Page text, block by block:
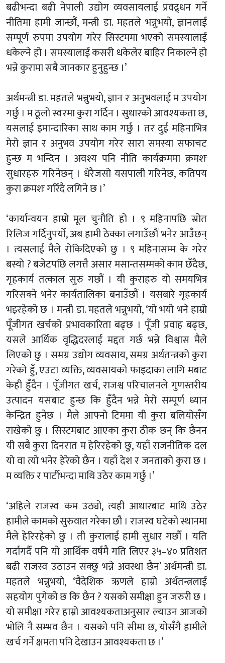
बढीभन्दा बढी नेपाली उद्योग व्यवसायलाई प्रवद्र्धन गर्ने
नीतिमा हामी जान्छौं, मन्त्री डा. महतले भन्नुभयाे, ज्ञानलाई
सम्पूर्ण रुपमा उपयोग गरेर सिस्टममा भएको समस्यालाई
धकेल्ने हो । समस्यालाई कसरी धकेलेर बाहिर निकाल्ने हो
भन्ने कुरामा सबै जानकार हुनुहुन्छ ।’
अर्थमन्त्री डा. महतले भन्नुभयाे, ज्ञान र अनुभवलाई म उपयोग
गर्छु । म ठूलो स्वरमा कुरा गर्दिन । सुधारको आवश्यकता छ,
यसलाई इमान्दारिका साथ काम गर्छु । तर दुई महिनाभित्र
मेरो ज्ञान र अनुभव उपयोग गरेर सारा समस्या सफाचट
हुन्छ म भन्दिन । अवश्य पनि नीति कार्यक्रममा क्रमशः
सुधारहरु गरिनेछन् । धेरैजसो यसपाली गरिनेछ, कतिपय
कुरा क्रमशः गरिँदै लगिने छ ।’
‘कार्यान्वयन हाम्रो मूल चुनौति हो । ९ महिनापछि स्रोत
रिलिज गर्दिनुपर्यो, अब हामी ठेक्का लगाउँछौं भनेर आउँछन्
। त्यसलाई मैले रोकिदिएको छु । ९ महिनासम्म के गरेर
बस्यो ? बजेटपछि लगत्तै असार मसान्तसम्मको काम छँदैछ,
गृहकार्य तत्काल सुरु गछौं । यी कुराहरु यो समयभित्र
गरिसक्ने भनेर कार्यतालिका बनाउँछौं । यसबारे गृहकार्य
भइरहेको छ । मन्त्री डा. महतले भन्नुभयाे, ‘यो भयो भने हाम्रो
पूँजीगत खर्चको प्रभावकारिता बढ्छ । पूँजी प्रवाह बढ्छ,
यसले आर्थिक वृद्धिदरलाई मद्दत गर्छ भन्ने विश्वास मैले
लिएको छु । समग्र उद्योग व्यवसाय, समग्र अर्थतन्त्रको कुरा
गरेको हुँ, एउटा व्यक्ति, व्यवसायको फाइदाका लागि मबाट
केही हुँदैन । पूँजीगत खर्च, राजश्व परिचालनले गुणस्तरीय
उत्पादन यसबाट हुन्छ कि हुँदैन भन्ने मेरो सम्पूर्ण ध्यान
केन्द्रित हुनेछ । मैले आफ्नो टिममा यी कुरा बलियोसँग
राखेको छु । सिस्टमबाट आएका कुरा ठीक छन् कि छैनन
यी सबै कुरा दिनरात म हेरिरहेको छु, यहाँ राजनीतिक दल
यो वा त्यो भनेर हेरेको छैन । यहाँ देश र जनताको कुरा छ ।
म व्यक्ति र पार्टीभन्दा माथि उठेर काम गर्छु ।’
‘अहिले राजस्व कम उठ्यो, त्यही आधारबाट माथि उठेर
हामीले कामको सुरुवात गरेका छौ । राजस्व घटेको स्थानमा
मैले हेरिरहेको छु । ती कुरालाई हामी सुधार गर्छौ । यति
गर्दागर्दै पनि यो आर्थिक वर्षमै गति लिएर ३५–४० प्रतिशत
बढी राजस्व उठाउन सक्छु भन्ने अवस्था छैन’ अर्थमन्त्री डा.
महतले भन्नुभयाे, ‘वैदेशिक ऋणले हाम्रो अर्थतन्त्रलाई
सहयोग पुगेको छ कि छैन ? यसको समीक्षा हुन जरुरी छ ।
यो समीक्षा गरेर हाम्रो आवश्यकताअनुसार ल्याउन आजको
भोलि नै सम्भव छैन । यसको पनि सीमा छ, योसँगै हामीले
खर्च गर्ने क्षमता पनि देखाउन आवश्यकता छ ।’